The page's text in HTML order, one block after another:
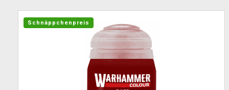
Schnäppchenpreis